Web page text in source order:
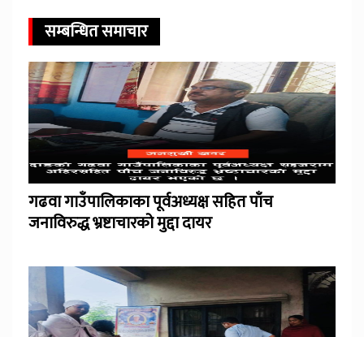
सम्बन्धित समाचार
गढवा गाउँपालिकाका पूर्वअध्यक्ष सहित पाँच
जनाविरुद्ध भ्रष्टाचारको मुद्दा दायर